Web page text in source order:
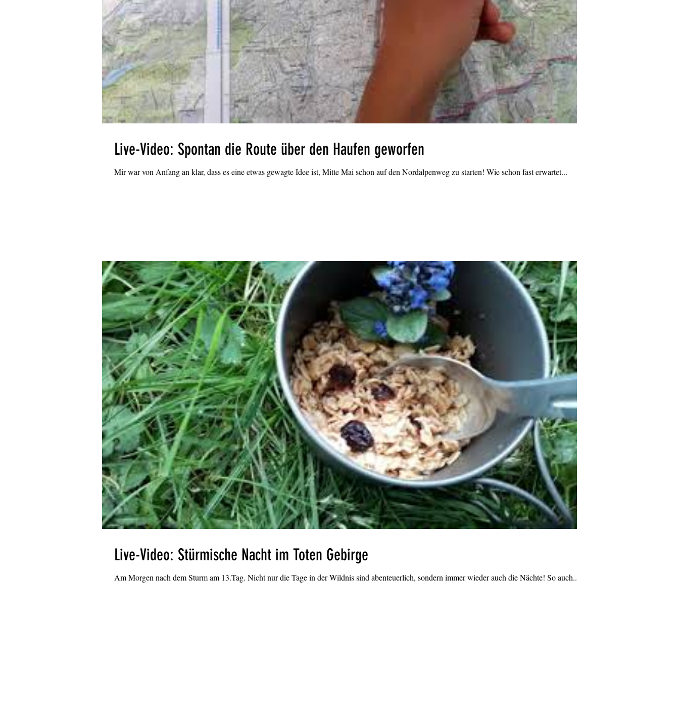
Live-Video: Spontan die Route über den Haufen geworfen
Mir war von Anfang an klar, dass es eine etwas gewagte Idee ist, Mitte Mai schon auf den Nordalpenweg zu starten! Wie schon fast erwartet...
Live-Video: Stürmische Nacht im Toten Gebirge
Am Morgen nach dem Sturm am 13.Tag. Nicht nur die Tage in der Wildnis sind abenteuerlich, sondern immer wieder auch die Nächte! So auch...